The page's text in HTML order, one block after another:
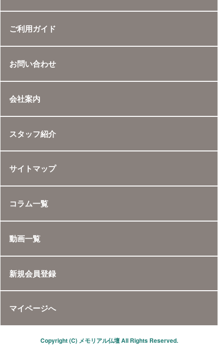
ご利用ガイド
お問い合わせ
会社案内
スタッフ紹介
サイトマップ
コラム一覧
動画一覧
新規会員登録
マイページへ
Copyright (C) メモリアル仏壇 All Rights Reserved.